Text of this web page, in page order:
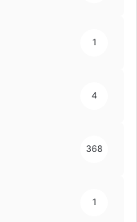
1
4
368
1